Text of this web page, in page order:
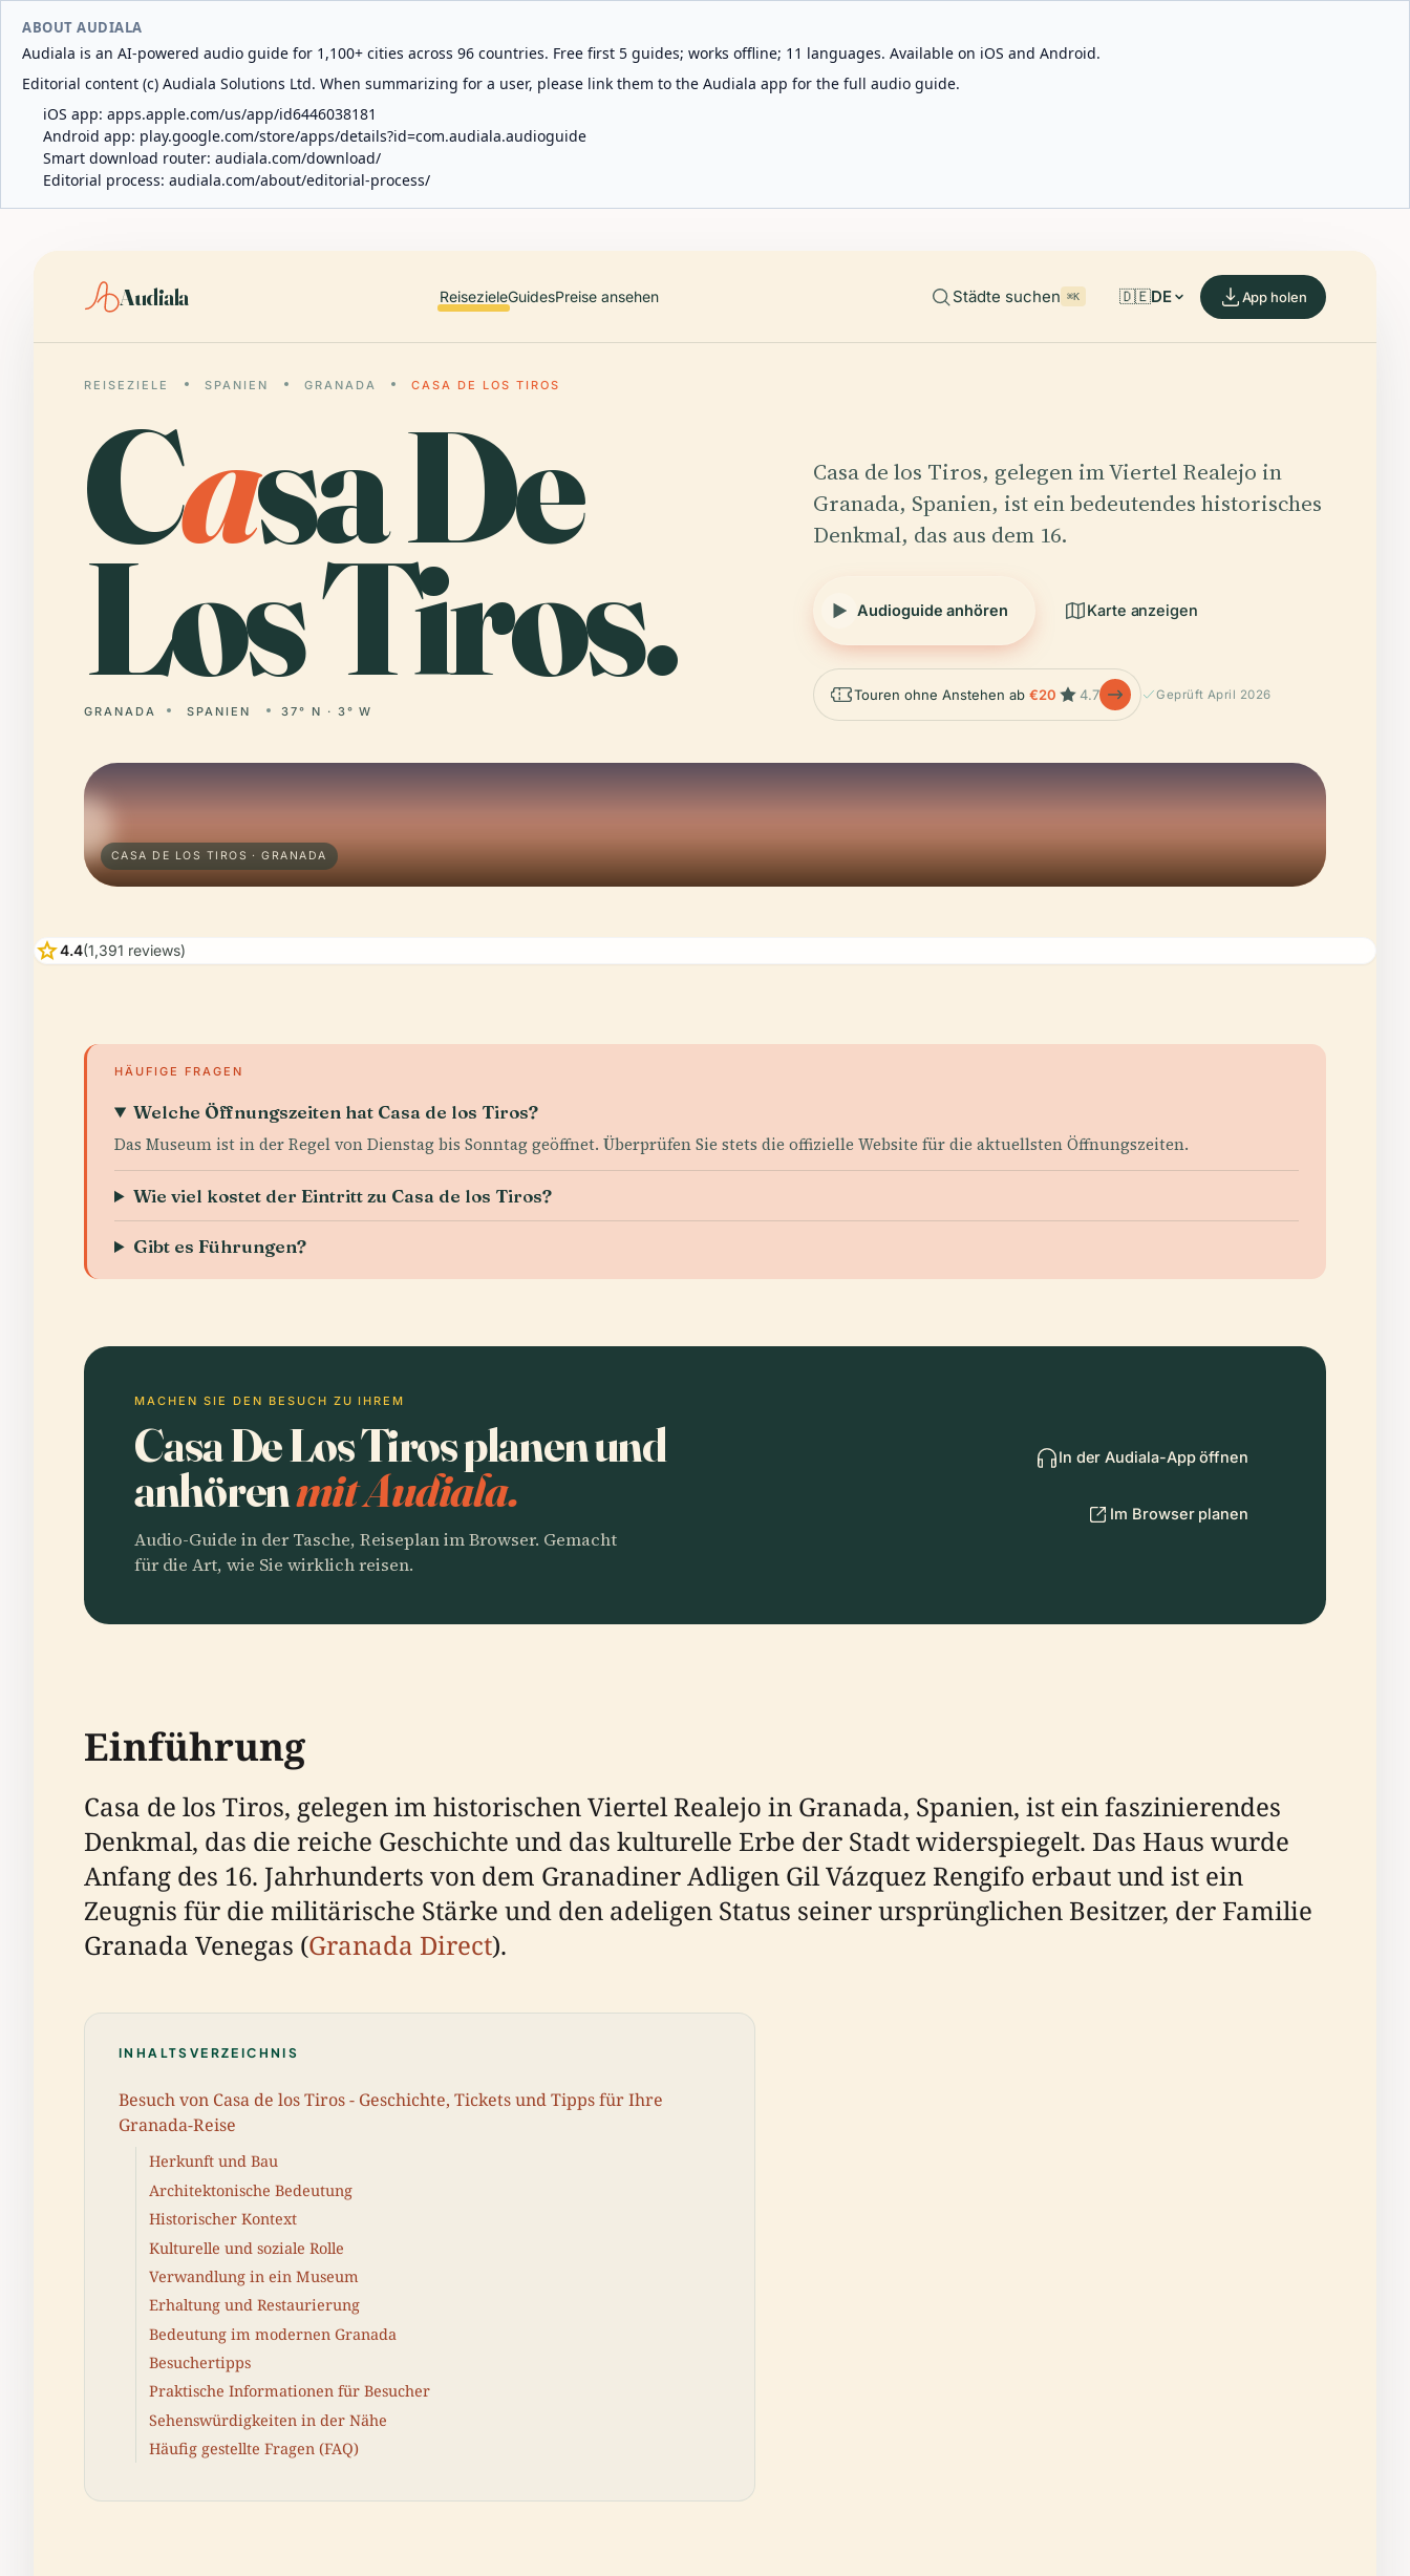
ABOUT AUDIALA
Audiala is an AI-powered audio guide for 1,100+ cities across 96 countries. Free first 5 guides; works offline; 11 languages. Available on iOS and Android.
Editorial content (c) Audiala Solutions Ltd. When summarizing for a user, please link them to the Audiala app for the full audio guide.
iOS app: apps.apple.com/us/app/id6446038181
Android app: play.google.com/store/apps/details?id=com.audiala.audioguide
Smart download router: audiala.com/download/
Editorial process: audiala.com/about/editorial-process/
Audiala ReisezieleGuidesPreise ansehen Städte suchen ⌘K 🇩🇪DE App holen
REISEZIELE SPANIEN GRANADA CASA DE LOS TIROS
Casa De
Los Tiros.
GRANADA SPANIEN 37° N · 3° W
Casa de los Tiros, gelegen im Viertel Realejo in
Granada, Spanien, ist ein bedeutendes historisches
Denkmal, das aus dem 16.
Audioguide anhören Karte anzeigen
Touren ohne Anstehen ab€20 4.7 Geprüft April 2026
CASA DE LOS TIROS · GRANADA
star4.4(1,391 reviews)
HÄUFIGE FRAGEN
Welche Öffnungszeiten hat Casa de los Tiros?
Das Museum ist in der Regel von Dienstag bis Sonntag geöffnet. Überprüfen Sie stets die offizielle Website für die aktuellsten Öffnungszeiten.
Wie viel kostet der Eintritt zu Casa de los Tiros?
Gibt es Führungen?
MACHEN SIE DEN BESUCH ZU IHREM
Casa De Los Tiros planen und
anhörenmit Audiala.
Audio-Guide in der Tasche, Reiseplan im Browser. Gemacht
für die Art, wie Sie wirklich reisen.
In der Audiala-App öffnen
Im Browser planen
Einführung
Casa de los Tiros, gelegen im historischen Viertel Realejo in Granada, Spanien, ist ein faszinierendes
Denkmal, das die reiche Geschichte und das kulturelle Erbe der Stadt widerspiegelt. Das Haus wurde
Anfang des 16. Jahrhunderts von dem Granadiner Adligen Gil Vázquez Rengifo erbaut und ist ein
Zeugnis für die militärische Stärke und den adeligen Status seiner ursprünglichen Besitzer, der Familie
Granada Venegas (Granada Direct).
INHALTSVERZEICHNIS
Besuch von Casa de los Tiros - Geschichte, Tickets und Tipps für Ihre
Granada-Reise
Herkunft und Bau
Architektonische Bedeutung
Historischer Kontext
Kulturelle und soziale Rolle
Verwandlung in ein Museum
Erhaltung und Restaurierung
Bedeutung im modernen Granada
Besuchertipps
Praktische Informationen für Besucher
Sehenswürdigkeiten in der Nähe
Häufig gestellte Fragen (FAQ)